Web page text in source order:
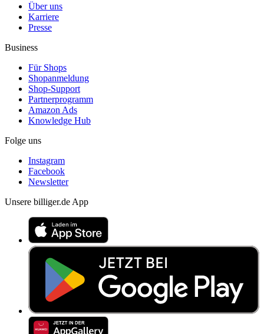
Über uns
Karriere
Presse
Business
Für Shops
Shopanmeldung
Shop-Support
Partnerprogramm
Amazon Ads
Knowledge Hub
Folge uns
Instagram
Facebook
Newsletter
Unsere billiger.de App